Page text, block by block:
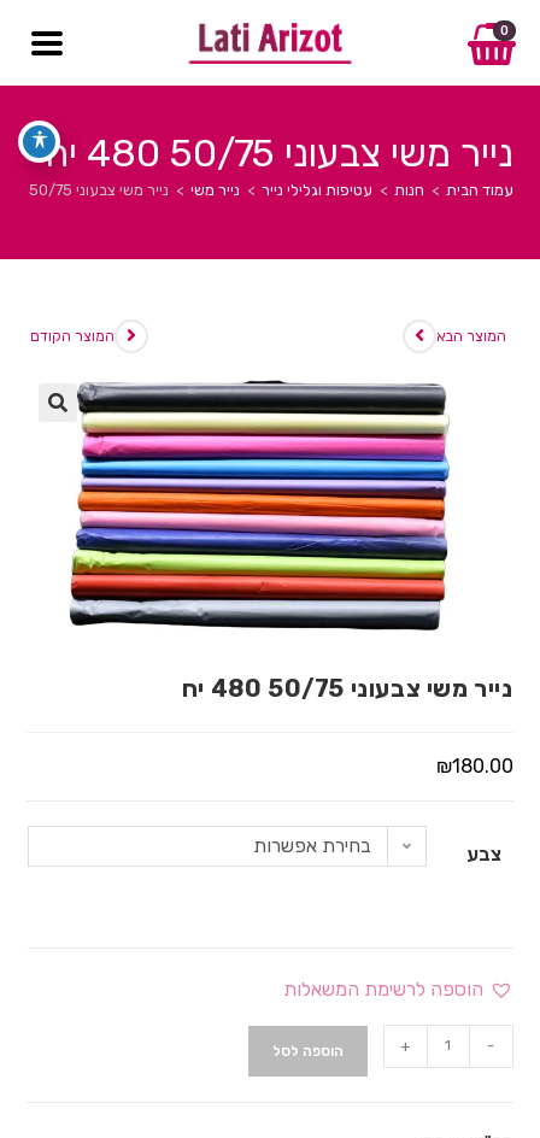
0
נייר משי צבעוני 50/75 480 יח
עמוד הבית > חנות > עטיפות וגלילי נייר > נייר משי > נייר משי צבעוני 50/75 480 יח
המוצר הקודם המוצר הבא
נייר משי צבעוני 50/75 480 יח
₪180.00
צבע בחירת אפשרות
הוספה לרשימת המשאלות
-
+ הוספה לסל